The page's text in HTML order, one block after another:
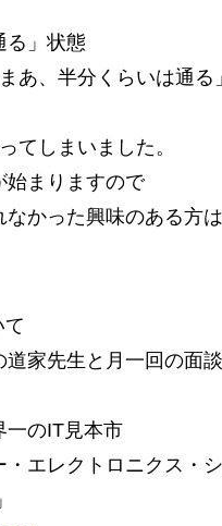
る」状態
あ、半分くらいは通る
てしまいました。
始まりますので
なかった興味のある方
家先生と月一回の面
一のIT見本市
・エレクトロニクス・